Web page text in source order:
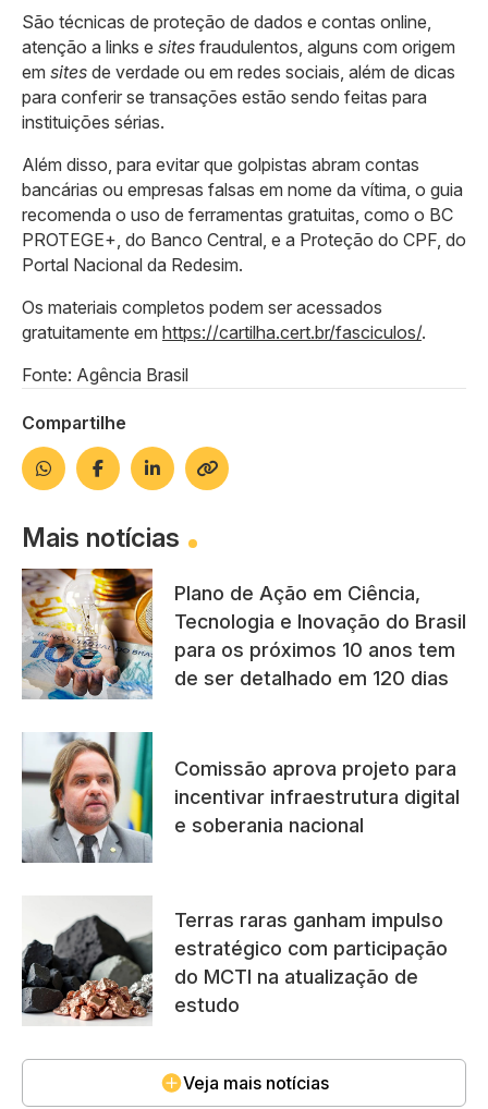
São técnicas de proteção de dados e contas online,
atenção a links e sites fraudulentos, alguns com origem
em sites de verdade ou em redes sociais, além de dicas
para conferir se transações estão sendo feitas para
instituições sérias.
Além disso, para evitar que golpistas abram contas
bancárias ou empresas falsas em nome da vítima, o guia
recomenda o uso de ferramentas gratuitas, como o BC
PROTEGE+, do Banco Central, e a Proteção do CPF, do
Portal Nacional da Redesim.
Os materiais completos podem ser acessados
gratuitamente em https://cartilha.cert.br/fasciculos/.
Fonte: Agência Brasil
Compartilhe
Mais notícias
Plano de Ação em Ciência,
Tecnologia e Inovação do Brasil
para os próximos 10 anos tem
de ser detalhado em 120 dias
Comissão aprova projeto para
incentivar infraestrutura digital
e soberania nacional
Terras raras ganham impulso
estratégico com participação
do MCTI na atualização de
estudo
Veja mais notícias